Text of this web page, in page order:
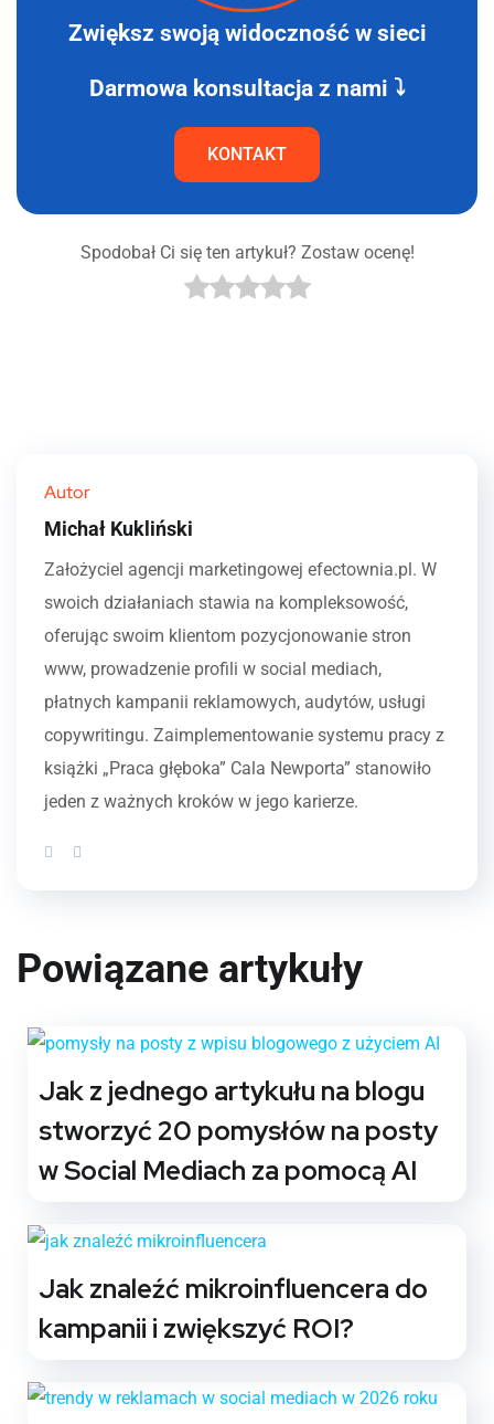
Zwiększ swoją widoczność w sieci
Darmowa konsultacja z nami ⤵
KONTAKT
Spodobał Ci się ten artykuł? Zostaw ocenę!
Autor
Michał Kukliński
Założyciel agencji marketingowej efectownia.pl. W
swoich działaniach stawia na kompleksowość,
oferując swoim klientom pozycjonowanie stron
www, prowadzenie profili w social mediach,
płatnych kampanii reklamowych, audytów, usługi
copywritingu. Zaimplementowanie systemu pracy z
książki „Praca głęboka” Cala Newporta” stanowiło
jeden z ważnych kroków w jego karierze.
Powiązane artykuły
Jak z jednego artykułu na blogu
stworzyć 20 pomysłów na posty
w Social Mediach za pomocą AI
Jak znaleźć mikroinfluencera do
kampanii i zwiększyć ROI?